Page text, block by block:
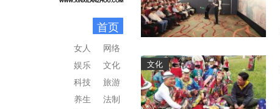
首页
网络
文化
旅游
法制
女人
娱乐
科技
养生
文化